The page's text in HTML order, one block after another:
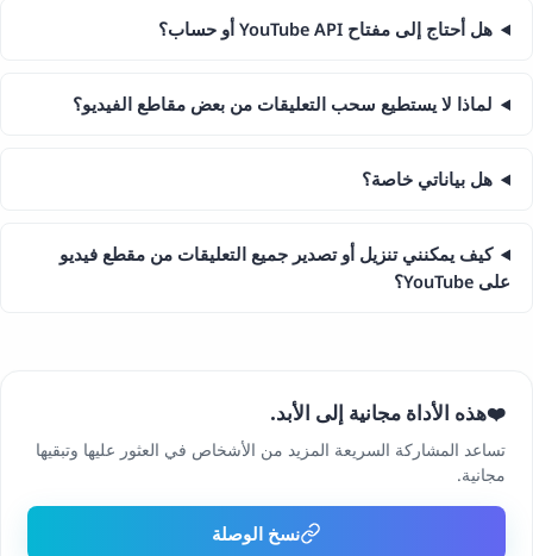
هل أحتاج إلى مفتاح YouTube API أو حساب؟
لماذا لا يستطيع سحب التعليقات من بعض مقاطع الفيديو؟
هل بياناتي خاصة؟
كيف يمكنني تنزيل أو تصدير جميع التعليقات من مقطع فيديو
على YouTube؟
❤️هذه الأداة مجانية إلى الأبد.
تساعد المشاركة السريعة المزيد من الأشخاص في العثور عليها وتبقيها
مجانية.
نسخ الوصلة